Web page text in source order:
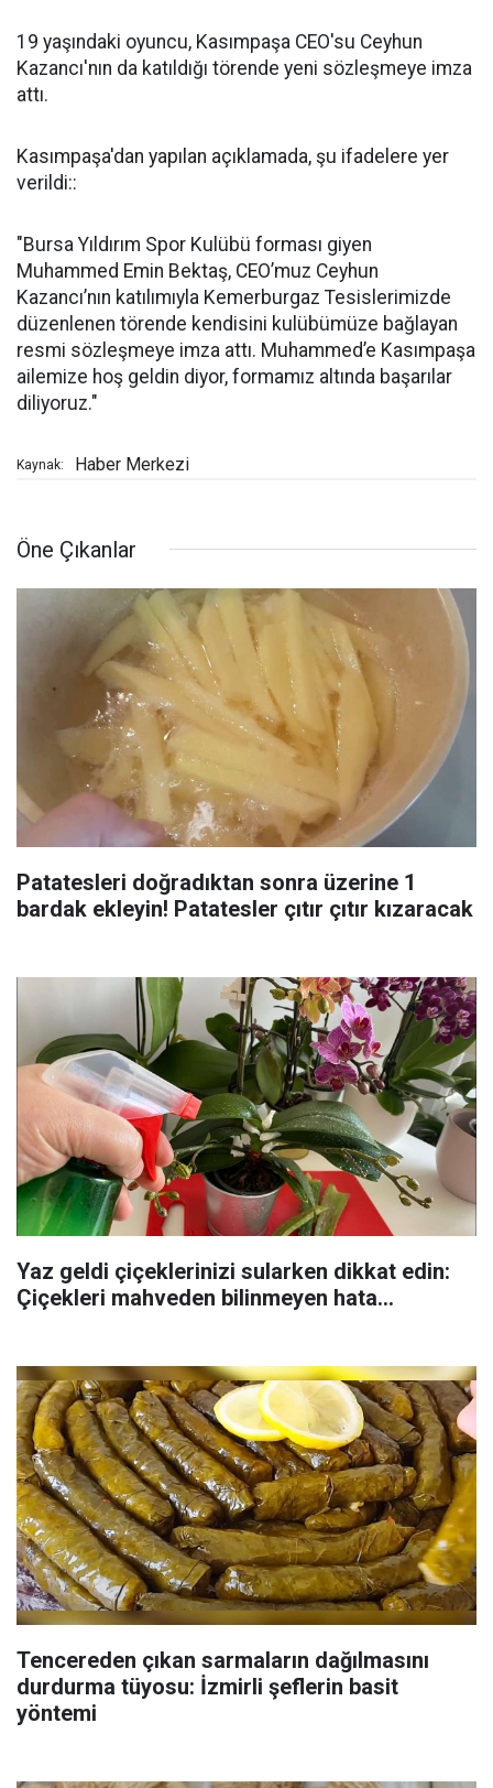
19 yaşındaki oyuncu, Kasımpaşa CEO'su Ceyhun
Kazancı'nın da katıldığı törende yeni sözleşmeye imza
attı.
Kasımpaşa'dan yapılan açıklamada, şu ifadelere yer
verildi::
"Bursa Yıldırım Spor Kulübü forması giyen
Muhammed Emin Bektaş, CEO’muz Ceyhun
Kazancı’nın katılımıyla Kemerburgaz Tesislerimizde
düzenlenen törende kendisini kulübümüze bağlayan
resmi sözleşmeye imza attı. Muhammed’e Kasımpaşa
ailemize hoş geldin diyor, formamız altında başarılar
diliyoruz."
Kaynak: Haber Merkezi
Öne Çıkanlar
Patatesleri doğradıktan sonra üzerine 1
bardak ekleyin! Patatesler çıtır çıtır kızaracak
Yaz geldi çiçeklerinizi sularken dikkat edin:
Çiçekleri mahveden bilinmeyen hata...
Tencereden çıkan sarmaların dağılmasını
durdurma tüyosu: İzmirli şeflerin basit
yöntemi